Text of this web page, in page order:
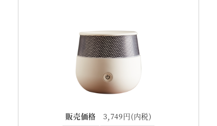
販売価格
3,749円(内税)